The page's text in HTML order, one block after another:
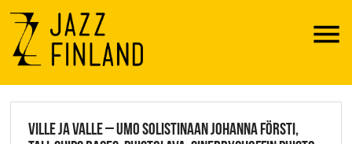
Menu
JAZZ FINLAND LIVE
VILLE JA VALLE – UMO SOLISTINAAN JOHANNA FÖRSTI,